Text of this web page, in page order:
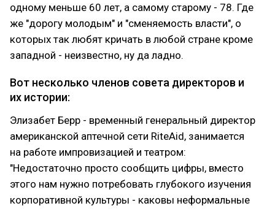
одному меньше 60 лет, а самому старому - 78. Где
же "дорогу молодым" и "сменяемость власти", о
которых так любят кричать в любой стране кроме
западной - неизвестно, ну да ладно.
Вот несколько членов совета директоров и
их истории:
Элизабет Берр - временный генеральный директор
американской аптечной сети RiteAid, занимается
на работе импровизацией и театром:
"Недостаточно просто сообщить цифры, вместо
этого нам нужно потребовать глубокого изучения
корпоративной культуры - каковы неформальные